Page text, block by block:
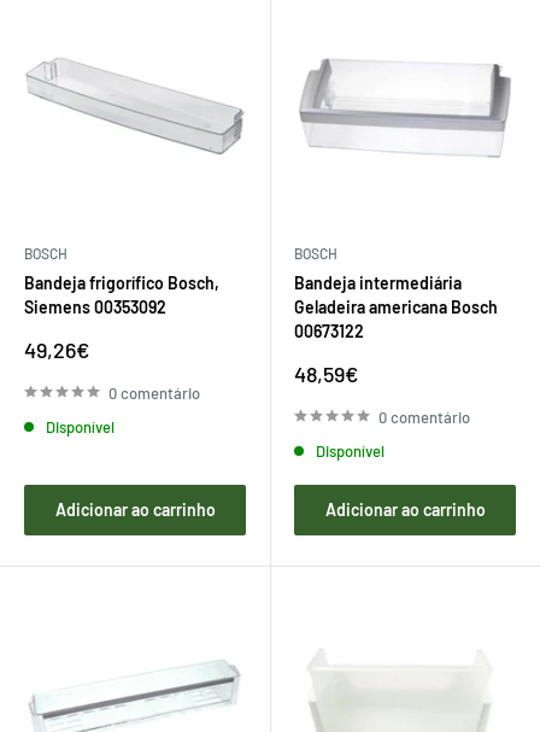
BOSCH
Bandeja frigorífico Bosch,
Siemens 00353092
Preço
venda
49,26€
0 comentário
Disponível
Adicionar ao carrinho
BOSCH
Bandeja intermediária
Geladeira americana Bosch
00673122
Preço
venda
48,59€
0 comentário
Disponível
Adicionar ao carrinho